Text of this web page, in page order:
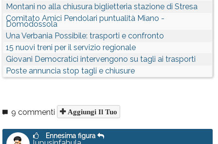
Montani no alla chiusura biglietteria stazione di Stresa
Comitato Amici Pendolari puntualità Miano -
Domodossola
Una Verbania Possibile: trasporti e confronto
15 nuovi treni per il servizio regionale
Giovani Democratici intervengono su tagli ai trasporti
Poste annuncia stop tagli e chiusure
9 commenti Aggiungi Il Tuo
Ennesima figura